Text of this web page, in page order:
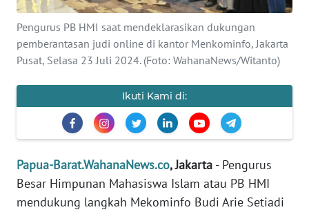
Pengurus PB HMI saat mendeklarasikan dukungan
pemberantasan judi online di kantor Menkominfo, Jakarta
Pusat, Selasa 23 Juli 2024. (Foto: WahanaNews/Witanto)
Ikuti Kami di:
Papua-Barat.WahanaNews.co, Jakarta - Pengurus
Besar Himpunan Mahasiswa Islam atau PB HMI
mendukung langkah Mekominfo Budi Arie Setiadi
KONTAK
KAMI
INFO
PEDOMAN
MEDIA